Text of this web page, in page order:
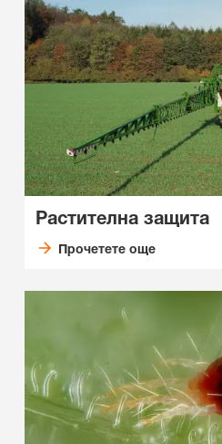
Растителна защита
Прочетете още